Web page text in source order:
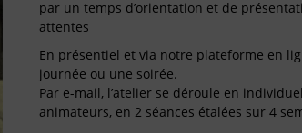
par un temps d’orientation et de
attentes
En présentiel et via notre plateforme en
journée ou une soirée.
Par e-mail, l’atelier se déroule en
animateurs, en 2 séances étalées sur 4